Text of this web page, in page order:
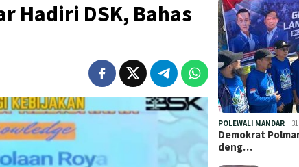
Hadiri DSK, Bahas
POLEWALI MANDAR
Demokrat
deng…